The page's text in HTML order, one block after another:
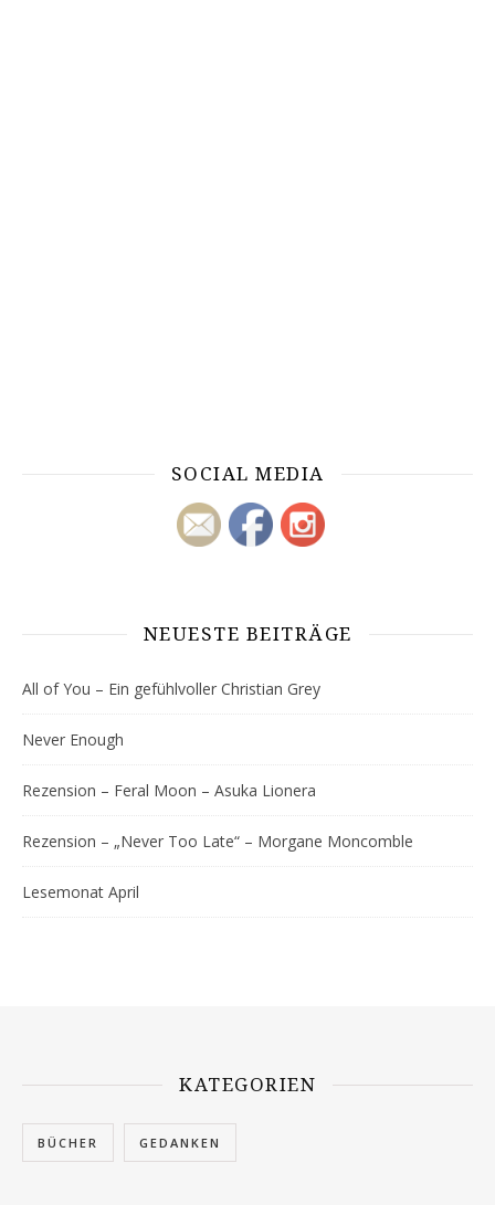
SOCIAL MEDIA
NEUESTE BEITRÄGE
All of You – Ein gefühlvoller Christian Grey
Never Enough
Rezension – Feral Moon – Asuka Lionera
Rezension – „Never Too Late“ – Morgane Moncomble
Lesemonat April
KATEGORIEN
BÜCHER GEDANKEN